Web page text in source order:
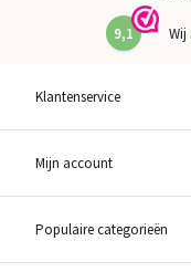
9,1 Wij
Klantenservice
Mijn account
Populaire categorieën